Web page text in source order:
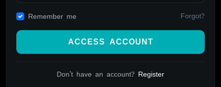
Remember me Forgot?
ACCESS ACCOUNT
Don't have an account? Register